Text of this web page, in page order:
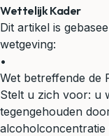
Wettelijk Kader
Dit artikel is
wetgeving:
•
Wet betreffende de
Stelt u zich voor: u
tegengehouden
alcoholconcentratie